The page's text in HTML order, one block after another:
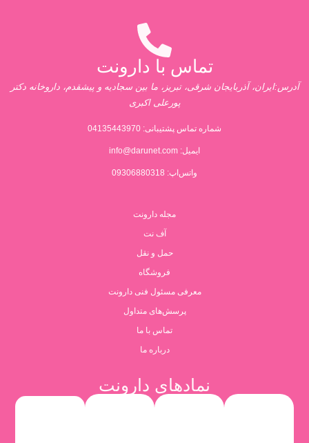
تماس با دارونت
آدرس:ایران، آذربایجان شرقی، تبریز، ما بین سجادیه و پیشقدم، داروخانه دکتر
پورعلی اکبری
شماره تماس پشتیبانی: 04135443970
ایمیل: info@darunet.com
واتس‌اپ: 09306880318
مجله دارونت
آف نت
حمل و نقل
فروشگاه
معرفی مسئول فنی دارونت
پرسش‌های متداول
تماس با ما
درباره ما
نمادهای دارونت